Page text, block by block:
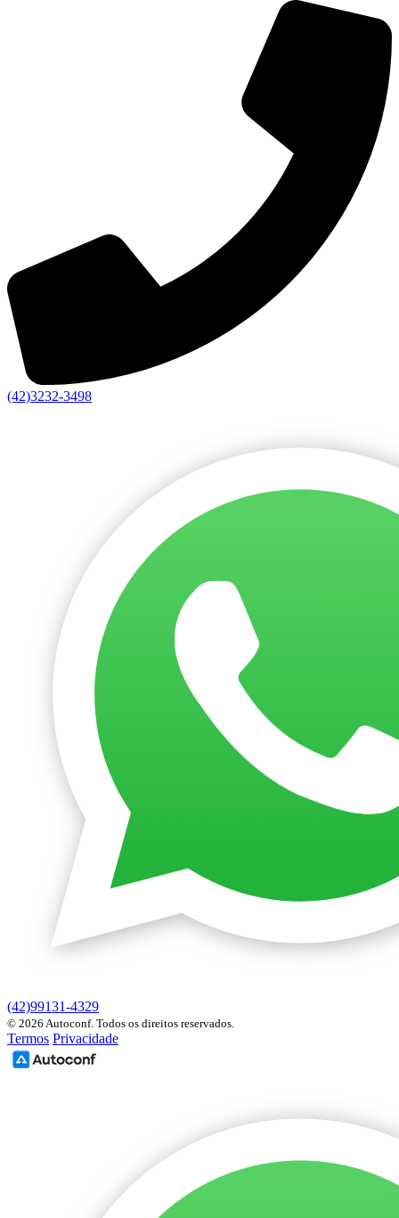
(42)3232-3498
(42)99131-4329
© 2026 Autoconf. Todos os direitos reservados.
Termos Privacidade